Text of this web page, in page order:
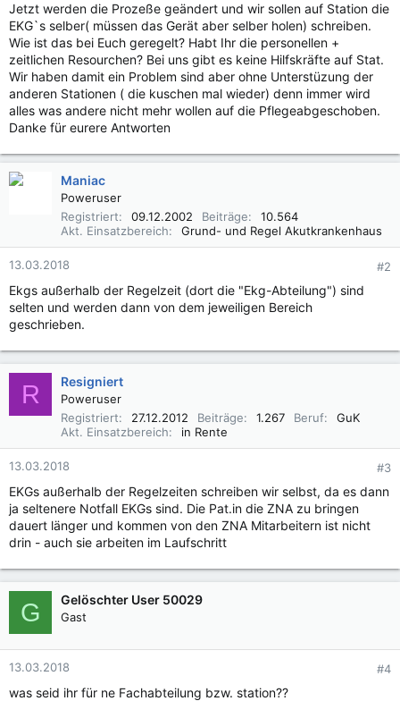
Jetzt werden die Prozeße geändert und wir sollen auf Station die
EKG`s selber( müssen das Gerät aber selber holen) schreiben.
Wie ist das bei Euch geregelt? Habt Ihr die personellen +
zeitlichen Resourchen? Bei uns gibt es keine Hilfskräfte auf Stat.
Wir haben damit ein Problem sind aber ohne Unterstüzung der
anderen Stationen ( die kuschen mal wieder) denn immer wird
alles was andere nicht mehr wollen auf die Pflegeabgeschoben.
Danke für eurere Antworten
Maniac
Poweruser
Registriert
09.12.2002 Beiträge
10.564
Akt. Einsatzbereich
Grund- und Regel Akutkrankenhaus
13.03.2018 #2
Ekgs außerhalb der Regelzeit (dort die "Ekg-Abteilung") sind
selten und werden dann von dem jeweiligen Bereich
geschrieben.
R Resigniert
Poweruser
Registriert
27.12.2012 Beiträge 1.267 Beruf
GuK
Akt. Einsatzbereich
in Rente
13.03.2018 #3
EKGs außerhalb der Regelzeiten schreiben wir selbst, da es dann
ja seltenere Notfall EKGs sind. Die Pat.in die ZNA zu bringen
dauert länger und kommen von den ZNA Mitarbeitern ist nicht
drin - auch sie arbeiten im Laufschritt
G Gelöschter User 50029
Gast
13.03.2018 #4
was seid ihr für ne Fachabteilung bzw. station??